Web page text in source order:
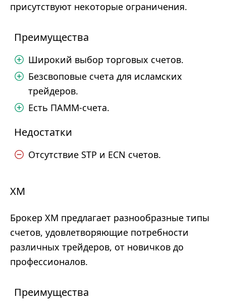
присутствуют некоторые ограничения.
Преимущества
Широкий выбор торговых счетов.
Безсвоповые счета для исламских
трейдеров.
Есть ПАММ-счета.
Недостатки
Отсутствие STP и ECN счетов.
XM
Брокер XM предлагает разнообразные типы
счетов, удовлетворяющие потребности
различных трейдеров, от новичков до
профессионалов.
Преимущества